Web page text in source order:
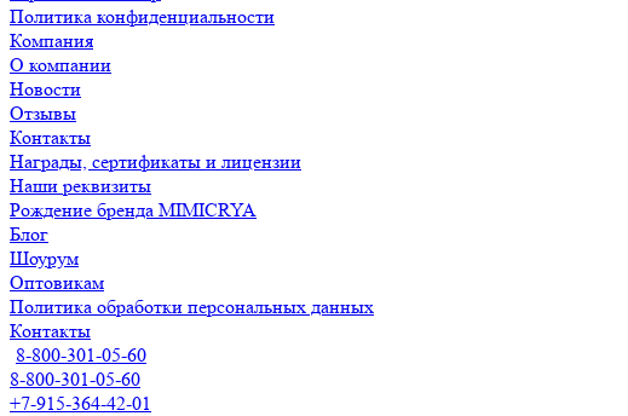
Политика конфиденциальности
Компания
О компании
Новости
Отзывы
Контакты
Награды, сертификаты и лицензии
Наши реквизиты
Рождение бренда MIMICRYA
Блог
Шоурум
Оптовикам
Политика обработки персональных данных
Контакты
8-800-301-05-60
8-800-301-05-60
+7-915-364-42-01